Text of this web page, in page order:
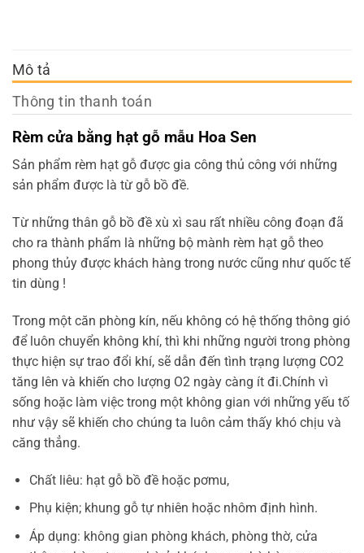
Mô tả
Thông tin thanh toán
Rèm cửa bằng hạt gỗ mẫu Hoa Sen
Sản phẩm rèm hạt gỗ được gia công thủ công với những
sản phẩm được là từ gỗ bồ đề.
Từ những thân gỗ bồ đề xù xì sau rất nhiều công đoạn đã
cho ra thành phẩm là những bộ mành rèm hạt gỗ theo
phong thủy được khách hàng trong nước cũng như quốc tế
tin dùng !
Trong một căn phòng kín, nếu không có hệ thống thông gió
để luôn chuyển không khí, thì khi những người trong phòng
thực hiện sự trao đổi khí, sẽ dẫn đến tình trạng lượng CO2
tăng lên và khiến cho lượng O2 ngày càng ít đi.Chính vì
sống hoặc làm việc trong một không gian với những yếu tố
như vậy sẽ khiến cho chúng ta luôn cảm thấy khó chịu và
căng thẳng.
Chất liêu: hạt gỗ bồ đề hoặc pơmu,
Phụ kiện; khung gỗ tự nhiên hoặc nhôm định hình.
Áp dụng: không gian phòng khách, phòng thờ, cửa